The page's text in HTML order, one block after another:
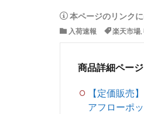
本ページのリンク
入荷速報 楽天市場,
商品詳細ページ
【定価販売
アフローポ